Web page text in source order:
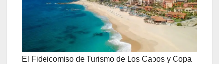
El Fideicomiso de Turismo de Los Cabos y Copa